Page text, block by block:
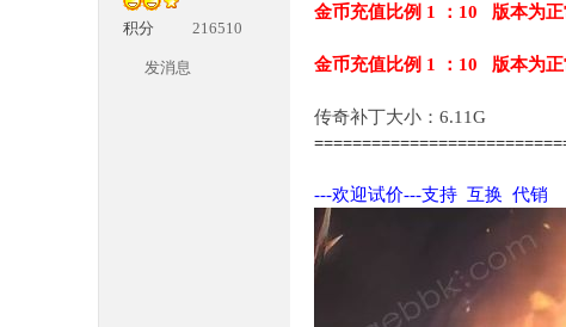
积分 216510
发消息
金币充值比例 1 ：10 版本为
金币充值比例 1 ：10 版本为
传奇补丁大小：6.11G
---欢迎试价---支持 互换 代销